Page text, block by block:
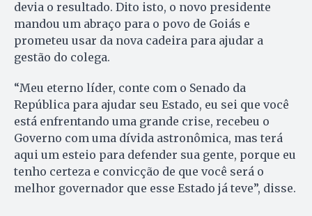
devia o resultado. Dito isto, o novo presidente
mandou um abraço para o povo de Goiás e
prometeu usar da nova cadeira para ajudar a
gestão do colega.
“Meu eterno líder, conte com o Senado da
República para ajudar seu Estado, eu sei que você
está enfrentando uma grande crise, recebeu o
Governo com uma dívida astronômica, mas terá
aqui um esteio para defender sua gente, porque eu
tenho certeza e convicção de que você será o
melhor governador que esse Estado já teve”, disse.